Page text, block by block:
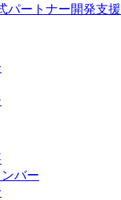
パートナー開発支援
バー